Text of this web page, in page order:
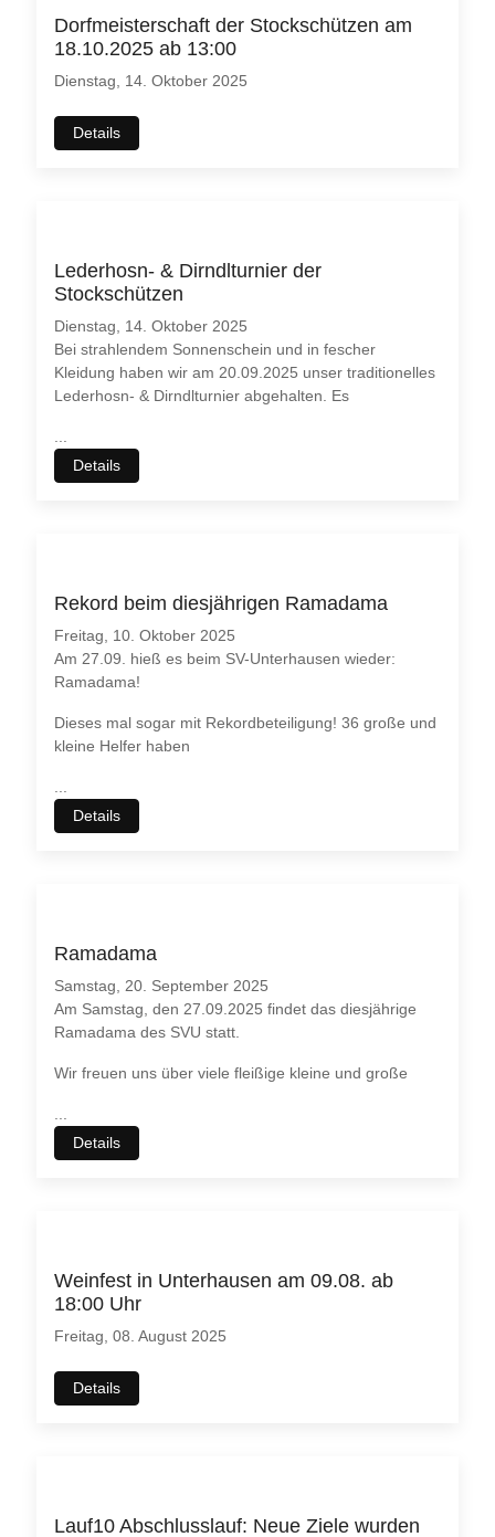
Dorfmeisterschaft der Stockschützen am
18.10.2025 ab 13:00
Dienstag, 14. Oktober 2025
Details
Lederhosn- & Dirndlturnier der
Stockschützen
Dienstag, 14. Oktober 2025
Bei strahlendem Sonnenschein und in fescher
Kleidung haben wir am 20.09.2025 unser traditionelles
Lederhosn- & Dirndlturnier abgehalten. Es
Details
Rekord beim diesjährigen Ramadama
Freitag, 10. Oktober 2025
Am 27.09. hieß es beim SV-Unterhausen wieder:
Ramadama!
Dieses mal sogar mit Rekordbeteiligung! 36 große und
kleine Helfer haben
Details
Ramadama
Samstag, 20. September 2025
Am Samstag, den 27.09.2025 findet das diesjährige
Ramadama des SVU statt.
Wir freuen uns über viele fleißige kleine und große
Details
Weinfest in Unterhausen am 09.08. ab
18:00 Uhr
Freitag, 08. August 2025
Details
Lauf10 Abschlusslauf: Neue Ziele wurden